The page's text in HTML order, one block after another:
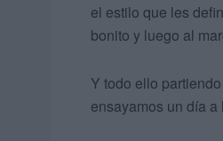
el estilo que les
bonito y luego al
Y todo ello
ensayamos un día a